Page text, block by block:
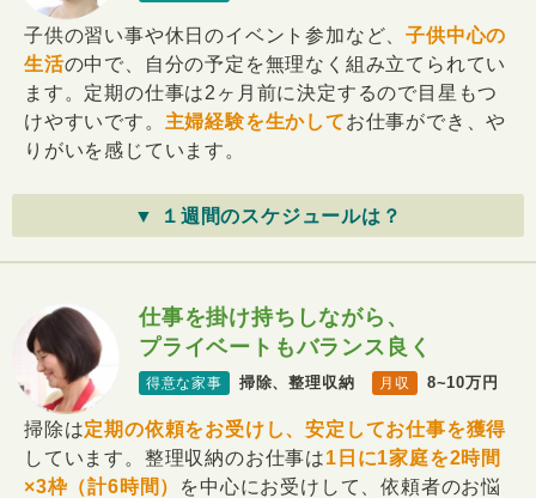
子供の習い事や休日のイベント参加など、子供中心の
生活の中で、自分の予定を無理なく組み立てられてい
ます。定期の仕事は2ヶ月前に決定するので目星もつ
けやすいです。 主婦経験を生かしてお仕事ができ、や
りがいを感じています。
▼ １週間のスケジュールは？
仕事を掛け持ちしながら、
プライベートもバランス良く
得意な家事 掃除、整理収納 月収 8~10万円
掃除は定期の依頼をお受けし、安定してお仕事を獲得
しています。整理収納のお仕事は1日に1家庭を2時間
×3枠（計6時間）
を中心にお受けして、依頼者のお悩